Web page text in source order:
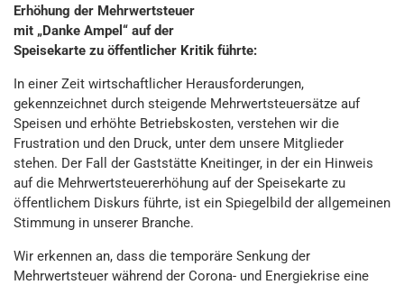
Erhöhung der Mehrwertsteuer
mit „Danke Ampel“ auf der
Speisekarte zu öffentlicher Kritik führte:
In einer Zeit wirtschaftlicher Herausforderungen,
gekennzeichnet durch steigende Mehrwertsteuersätze auf
Speisen und erhöhte Betriebskosten, verstehen wir die
Frustration und den Druck, unter dem unsere Mitglieder
stehen. Der Fall der Gaststätte Kneitinger, in der ein Hinweis
auf die Mehrwertsteuererhöhung auf der Speisekarte zu
öffentlichem Diskurs führte, ist ein Spiegelbild der allgemeinen
Stimmung in unserer Branche.
Wir erkennen an, dass die temporäre Senkung der
Mehrwertsteuer während der Corona- und Energiekrise eine